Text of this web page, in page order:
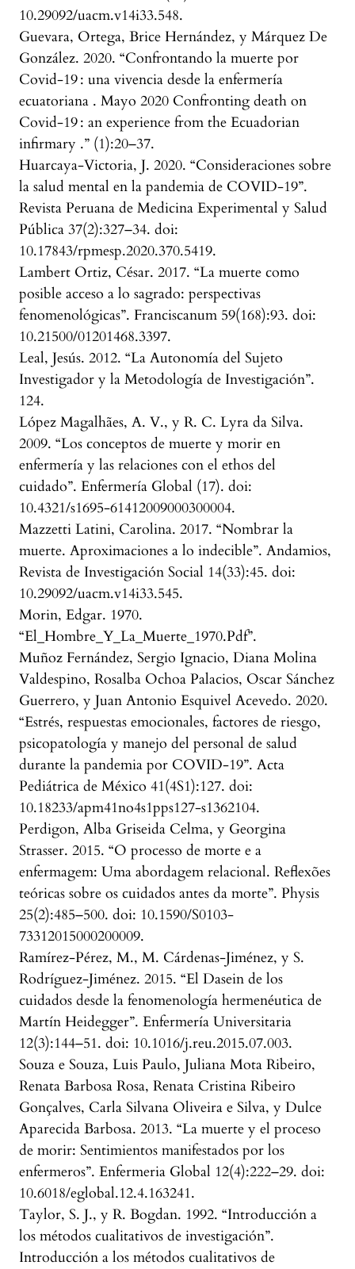
10.29092/uacm.v14i33.548.
Guevara, Ortega, Brice Hernández, y Márquez De
González. 2020. “Confrontando la muerte por
Covid-19 : una vivencia desde la enfermería
ecuatoriana . Mayo 2020 Confronting death on
Covid-19 : an experience from the Ecuadorian
infirmary .” (1):20–37.
Huarcaya-Victoria, J. 2020. “Consideraciones sobre
la salud mental en la pandemia de COVID-19”.
Revista Peruana de Medicina Experimental y Salud
Pública 37(2):327–34. doi:
10.17843/rpmesp.2020.370.5419.
Lambert Ortiz, César. 2017. “La muerte como
posible acceso a lo sagrado: perspectivas
fenomenológicas”. Franciscanum 59(168):93. doi:
10.21500/01201468.3397.
Leal, Jesús. 2012. “La Autonomía del Sujeto
Investigador y la Metodología de Investigación”.
124.
López Magalhães, A. V., y R. C. Lyra da Silva.
2009. “Los conceptos de muerte y morir en
enfermería y las relaciones con el ethos del
cuidado”. Enfermería Global (17). doi:
10.4321/s1695-61412009000300004.
Mazzetti Latini, Carolina. 2017. “Nombrar la
muerte. Aproximaciones a lo indecible”. Andamios,
Revista de Investigación Social 14(33):45. doi:
10.29092/uacm.v14i33.545.
Morin, Edgar. 1970.
“El_Hombre_Y_La_Muerte_1970.Pdf”.
Muñoz Fernández, Sergio Ignacio, Diana Molina
Valdespino, Rosalba Ochoa Palacios, Oscar Sánchez
Guerrero, y Juan Antonio Esquivel Acevedo. 2020.
“Estrés, respuestas emocionales, factores de riesgo,
psicopatología y manejo del personal de salud
durante la pandemia por COVID-19”. Acta
Pediátrica de México 41(4S1):127. doi:
10.18233/apm41no4s1pps127-s1362104.
Perdigon, Alba Griseida Celma, y Georgina
Strasser. 2015. “O processo de morte e a
enfermagem: Uma abordagem relacional. Reflexões
teóricas sobre os cuidados antes da morte”. Physis
25(2):485–500. doi: 10.1590/S0103-
73312015000200009.
Ramírez-Pérez, M., M. Cárdenas-Jiménez, y S.
Rodríguez-Jiménez. 2015. “El Dasein de los
cuidados desde la fenomenología hermenéutica de
Martín Heidegger”. Enfermería Universitaria
12(3):144–51. doi: 10.1016/j.reu.2015.07.003.
Souza e Souza, Luis Paulo, Juliana Mota Ribeiro,
Renata Barbosa Rosa, Renata Cristina Ribeiro
Gonçalves, Carla Silvana Oliveira e Silva, y Dulce
Aparecida Barbosa. 2013. “La muerte y el proceso
de morir: Sentimientos manifestados por los
enfermeros”. Enfermeria Global 12(4):222–29. doi:
10.6018/eglobal.12.4.163241.
Taylor, S. J., y R. Bogdan. 1992. “Introducción a
los métodos cualitativos de investigación”.
Introducción a los métodos cualitativos de